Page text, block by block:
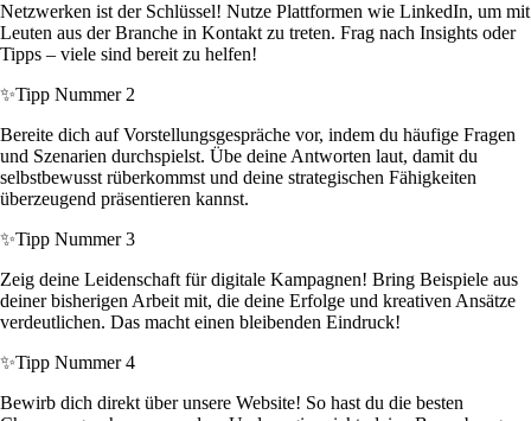
Netzwerken ist der Schlüssel! Nutze Plattformen wie LinkedIn, um mit
Leuten aus der Branche in Kontakt zu treten. Frag nach Insights oder
Tipps – viele sind bereit zu helfen!
✨Tipp Nummer 2
Bereite dich auf Vorstellungsgespräche vor, indem du häufige Fragen
und Szenarien durchspielst. Übe deine Antworten laut, damit du
selbstbewusst rüberkommst und deine strategischen Fähigkeiten
überzeugend präsentieren kannst.
✨Tipp Nummer 3
Zeig deine Leidenschaft für digitale Kampagnen! Bring Beispiele aus
deiner bisherigen Arbeit mit, die deine Erfolge und kreativen Ansätze
verdeutlichen. Das macht einen bleibenden Eindruck!
✨Tipp Nummer 4
Bewirb dich direkt über unsere Website! So hast du die besten